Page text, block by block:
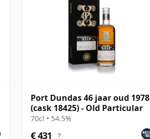
Port Dundas 46 jaar oud 1978
(cask 18425) - Old Particular
70cl • 54.5%
€ 431 ?